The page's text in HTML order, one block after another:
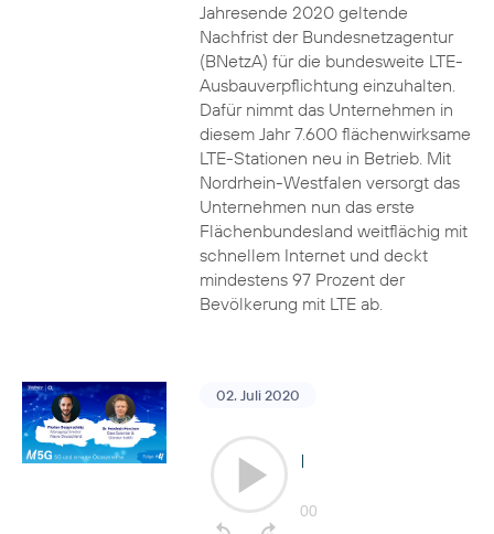
Jahresende 2020 geltende
Nachfrist der Bundesnetzagentur
(BNetzA) für die bundesweite LTE-
Ausbauverpflichtung einzuhalten.
Dafür nimmt das Unternehmen in
diesem Jahr 7.600 flächenwirksame
LTE-Stationen neu in Betrieb. Mit
Nordrhein-Westfalen versorgt das
Unternehmen nun das erste
Flächenbundesland weitflächig mit
schnellem Internet und deckt
mindestens 97 Prozent der
Bevölkerung mit LTE ab.
02. Juli 2020